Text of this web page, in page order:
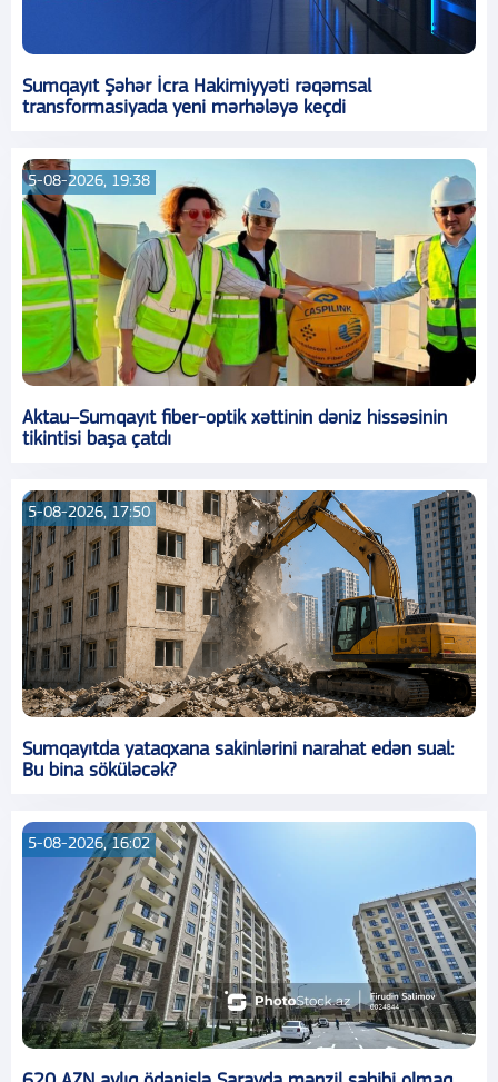
Sumqayıt Şəhər İcra Hakimiyyəti rəqəmsal
transformasiyada yeni mərhələyə keçdi
5-08-2026, 19:38
Aktau–Sumqayıt fiber-optik xəttinin dəniz hissəsinin
tikintisi başa çatdı
5-08-2026, 17:50
Sumqayıtda yataqxana sakinlərini narahat edən sual:
Bu bina söküləcək?
5-08-2026, 16:02